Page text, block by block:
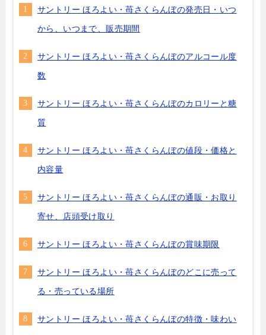
サントリー ほろよい・苺さくらんぼの発売日・いつ
から、いつまで、販売期間
サントリー ほろよい・苺さくらんぼのアルコール度
数
サントリー ほろよい・苺さくらんぼのカロリーと糖
質
サントリー ほろよい・苺さくらんぼの値段・価格と
内容量
サントリー ほろよい・苺さくらんぼの通販・お取り
寄せ、店頭受け取り
サントリー ほろよい・苺さくらんぼの賞味期限
サントリー ほろよい・苺さくらんぼのどこに売って
る・売っている場所
サントリー ほろよい・苺さくらんぼの特徴・味わい